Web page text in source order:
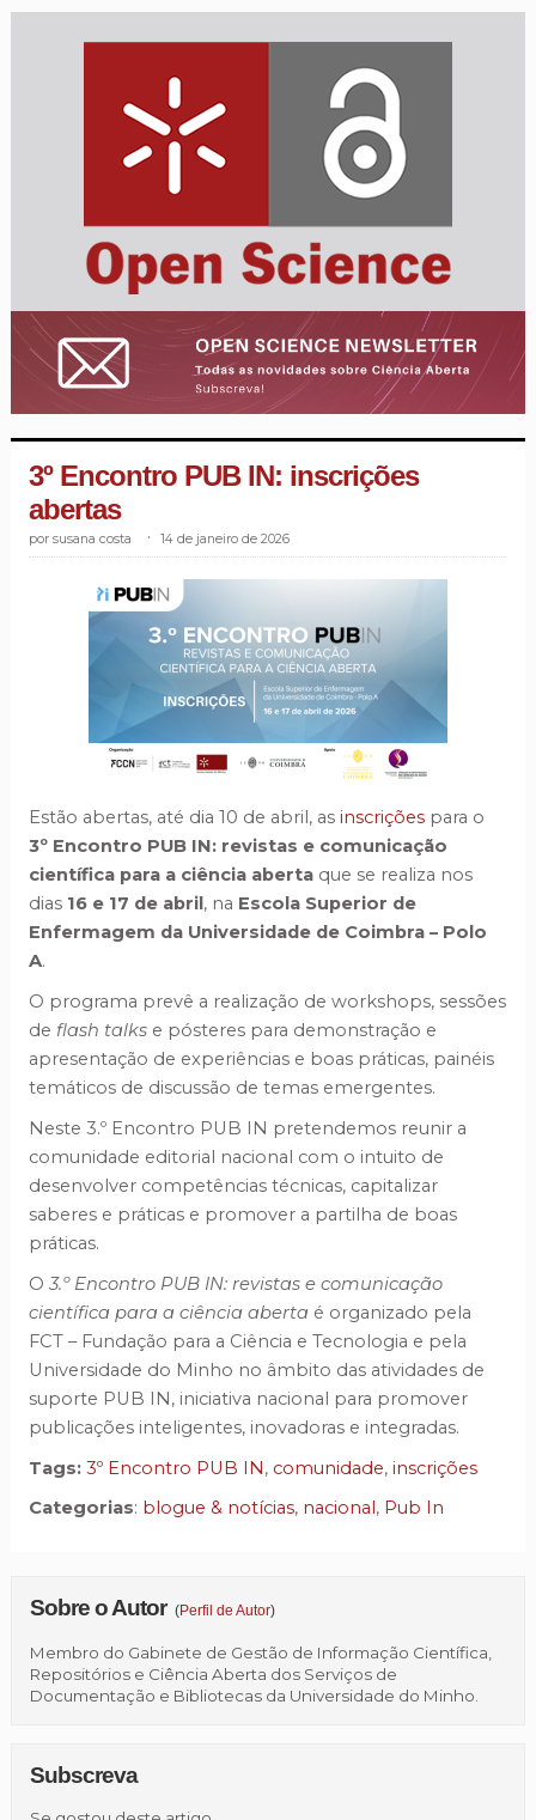
3º Encontro PUB IN: inscrições
abertas
susana costa 14 de janeiro de 2026
Estão abertas, até dia 10 de abril, as inscriçõespara o
3º Encontro PUB IN: revistas e comunicação
científica para a ciência abertaque se realiza nos
dias 16 e 17 de abril, na Escola Superior de
Enfermagem da Universidade de Coimbra – Polo
A.
O programa prevê a realização de workshops, sessões
de flash talkse pósteres para demonstração e
apresentação de experiências e boas práticas, painéis
temáticos de discussão de temas emergentes.
Neste 3.º Encontro PUB IN pretendemos reunir a
comunidade editorial nacional com o intuito de
desenvolver competências técnicas, capitalizar
saberes e práticas e promover a partilha de boas
práticas.
O 3.º Encontro PUB IN: revistas e comunicação
científica para a ciência abertaé organizado pela
FCT – Fundação para a Ciência e Tecnologia e pela
Universidade do Minho no âmbito das atividades de
suporte PUB IN, iniciativa nacional para promover
publicações inteligentes, inovadoras e integradas.
Tags: 3º Encontro PUB IN, comunidade, inscrições
Categorias: blogue & notícias, nacional, Pub In
Sobre o Autor (Perfil de Autor)
Membro do Gabinete de Gestão de Informação Científica,
Repositórios e Ciência Aberta dos Serviços de
Documentação e Bibliotecas da Universidade do Minho.
Subscreva